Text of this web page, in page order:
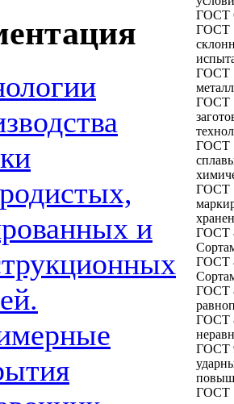
и
ГОСТ
ГОСТ
ГОСТ
ГОСТ
ГОСТ
ГОСТ
ГОСТ
ГОСТ
ГОСТ
ГОСТ
ГОСТ
ГОСТ